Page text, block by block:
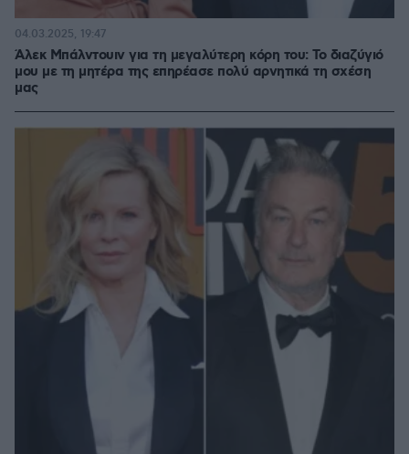
Άλεκ Μπάλντουιν για τη μεγαλύτερη κόρη του: Το διαζύγιό
μου με τη μητέρα της επηρέασε πολύ αρνητικά τη σχέση
μας
04.03.2025, 19:47